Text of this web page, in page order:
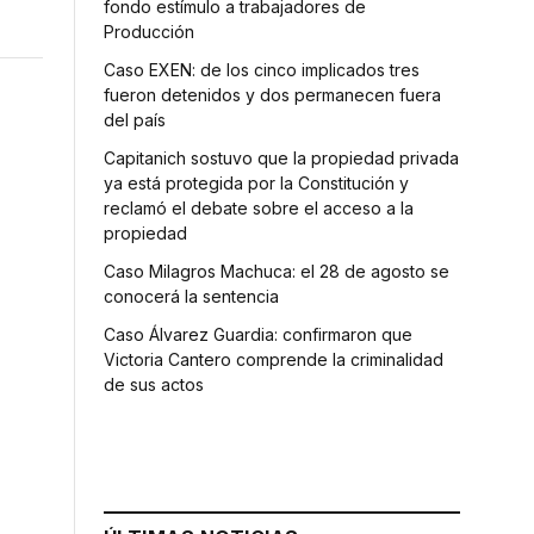
fondo estímulo a trabajadores de
Producción
Caso EXEN: de los cinco implicados tres
fueron detenidos y dos permanecen fuera
del país
Capitanich sostuvo que la propiedad privada
ya está protegida por la Constitución y
reclamó el debate sobre el acceso a la
propiedad
Caso Milagros Machuca: el 28 de agosto se
conocerá la sentencia
Caso Álvarez Guardia: confirmaron que
Victoria Cantero comprende la criminalidad
de sus actos